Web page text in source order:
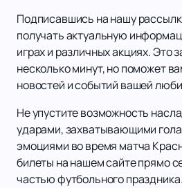
Подписавшись на нашу
получать актуальную
играх и различных акциях. Это
несколько минут, но поможет
новостей и событий вашей
Не упустите возможность
ударами, захватывающими
эмоциями во время матча
билеты на нашем сайте прямо
частью футбольного праздника.